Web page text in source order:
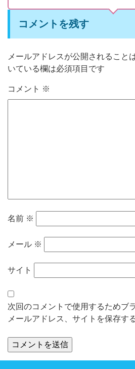
コメントを残す
メールアドレスが公開されること
いている欄は必須項目です
コメント ※
名前 ※
メール ※
サイト
次回のコメントで使用するためブ
メールアドレス、サイトを保存する